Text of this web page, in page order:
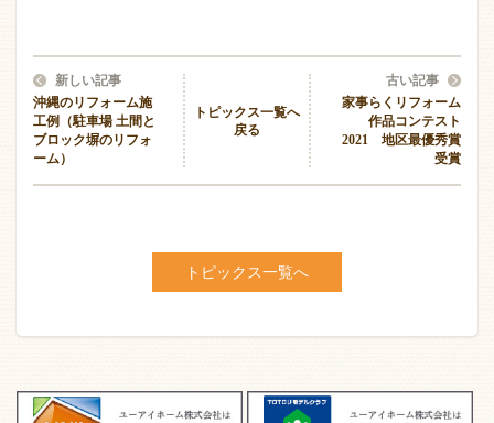
新しい記事
沖縄のリフォーム施
工例（駐車場 土間と
ブロック塀のリフォ
ーム）
トピックス一覧へ
戻る
古い記事
家事らくリフォーム
作品コンテスト
2021 地区最優秀賞
受賞
トピックス一覧へ